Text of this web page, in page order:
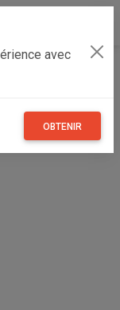
avec
OBTENIR